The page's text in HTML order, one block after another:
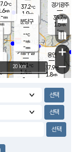
℃
m/s
mm
용인
37.9℃
1.8m/s
경기광주
35.7℃
1.5m/s
-mm
37.2℃
1.9m/s
-mm
℃
m/s
-mm
기흥구갈
39.1℃
1.4m/s
-
분당구
-℃
-m/s
-mm
+
−
20 km